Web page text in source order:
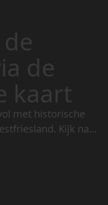
de
kaart
met historische
Kijk naar